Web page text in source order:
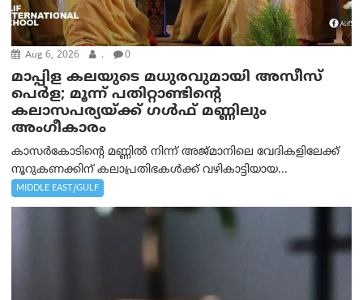
Aug 6, 2026 . 0
മാപ്പിള കലയുടെ മധുരവുമായി അസീസ്
പെർള; മൂന്ന് പതിറ്റാണ്ടിന്റെ
കലാസപര്യയ്ക്ക് ഗൾഫ് മണ്ണിലും
അംഗീകാരം
കാസർകോടിന്റെ മണ്ണിൽ നിന്ന് അജ്മാനിലെ വേദികളിലേക്ക്
നൂറുകണക്കിന് കലാപ്രതിഭകൾക്ക് വഴികാട്ടിയായ...
MIDDLE EAST/GULF